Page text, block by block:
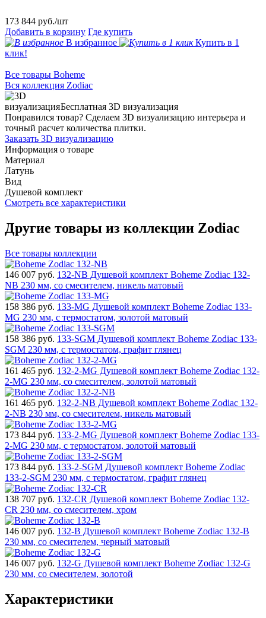
173 844 руб./шт
Добавить в корзину Где купить
В избранное
Купить в 1
клик!
Все товары Boheme
Вся коллекция Zodiac
Бесплатная 3D визуализация
Понравился товар? Сделаем 3D визуализацию интерьера и
точный расчет количества плитки.
Заказать 3D визуализацию
Информация о товаре
Материал
Латунь
Вид
Душевой комплект
Смотреть все характеристики
Другие товары из коллекции Zodiac
Все товары коллекции
146 007 руб. 132-NB Душевой комплект Boheme Zodiac 132-
NB 230 мм, со смесителем, никель матовый
158 386 руб. 133-MG Душевой комплект Boheme Zodiac 133-
MG 230 мм, с термостатом, золотой матовый
158 386 руб. 133-SGM Душевой комплект Boheme Zodiac 133-
SGM 230 мм, с термостатом, графит глянец
161 465 руб. 132-2-MG Душевой комплект Boheme Zodiac 132-
2-MG 230 мм, со смесителем, золотой матовый
161 465 руб. 132-2-NB Душевой комплект Boheme Zodiac 132-
2-NB 230 мм, со смесителем, никель матовый
173 844 руб. 133-2-MG Душевой комплект Boheme Zodiac 133-
2-MG 230 мм, с термостатом, золотой матовый
173 844 руб. 133-2-SGM Душевой комплект Boheme Zodiac
133-2-SGM 230 мм, с термостатом, графит глянец
138 707 руб. 132-CR Душевой комплект Boheme Zodiac 132-
CR 230 мм, со смесителем, хром
146 007 руб. 132-B Душевой комплект Boheme Zodiac 132-B
230 мм, со смесителем, черный матовый
146 007 руб. 132-G Душевой комплект Boheme Zodiac 132-G
230 мм, со смесителем, золотой
Характеристики